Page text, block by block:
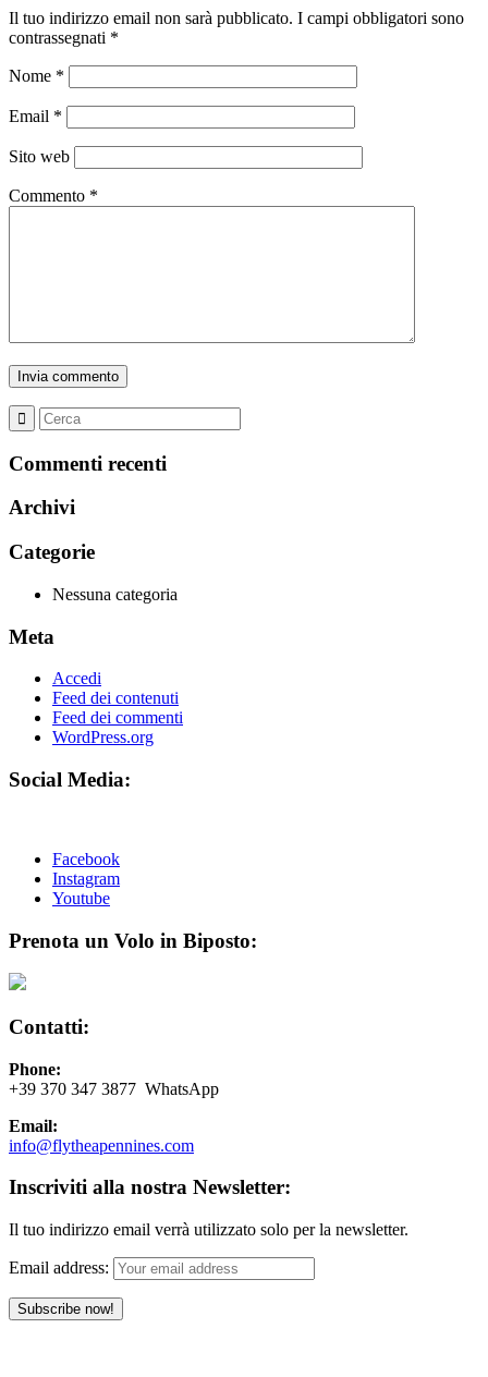
Il tuo indirizzo email non sarà pubblicato. I campi obbligatori sono
contrassegnati *
Nome *
Email *
Sito web
Commento *
Commenti recenti
Archivi
Categorie
Nessuna categoria
Meta
Accedi
Feed dei contenuti
Feed dei commenti
WordPress.org
Social Media:
Facebook
Instagram
Youtube
Prenota un Volo in Biposto:
Contatti:
Phone:
+39 370 347 3877 WhatsApp
Email:
info@flytheapennines.com
Inscriviti alla nostra Newsletter:
Il tuo indirizzo email verrà utilizzato solo per la newsletter.
Email address: